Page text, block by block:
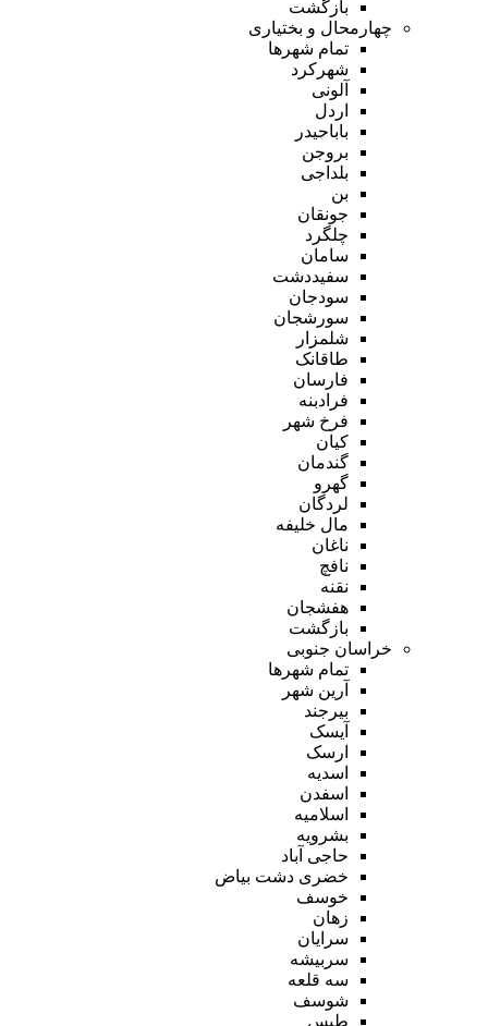
بازگشت
چهارمحال و بختیاری
تمام شهر‌ها
شهرکرد
آلونی
اردل
باباحیدر
بروجن
بلداجی
بن
جونقان
چلگرد
سامان
سفیددشت
سودجان
سورشجان
شلمزار
طاقانک
فارسان
فرادبنه
فرخ شهر
کیان
گندمان
گهرو
لردگان
مال خلیفه
ناغان
نافچ
نقنه
هفشجان
بازگشت
خراسان جنوبی
تمام شهر‌ها
آرین شهر
بیرجند
آیسک
ارسک
اسدیه
اسفدن
اسلامیه
بشرویه
حاجی آباد
خضری دشت بیاض
خوسف
زهان
سرایان
سربیشه
سه قلعه
شوسف
طبس